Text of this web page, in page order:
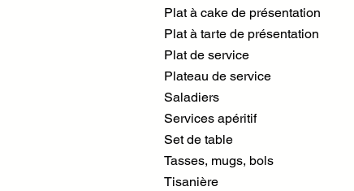
Plat à cake de présentation
Plat à tarte de présentation
Plat de service
Plateau de service
Saladiers
Services apéritif
Set de table
Tasses, mugs, bols
Tisanière